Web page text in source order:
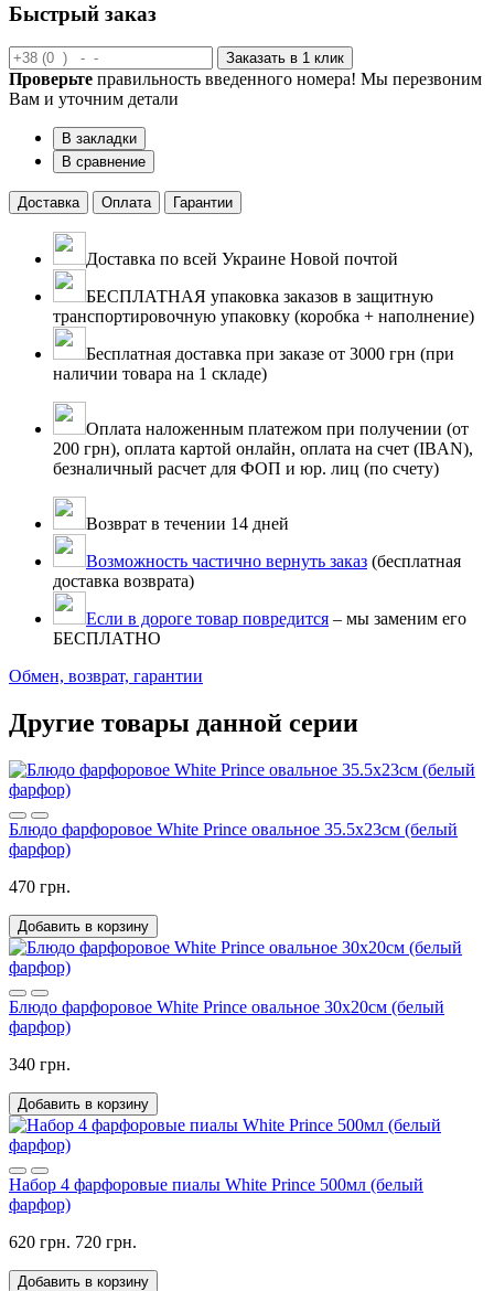
Быстрый заказ
Заказать в 1 клик
Проверьте правильность введенного номера! Мы перезвоним
Вам и уточним детали
В закладки
В сравнение
Доставка Оплата Гарантии
Доставка по всей Украине Новой почтой
БЕСПЛАТНАЯ упаковка заказов в защитную
транспортировочную упаковку (коробка + наполнение)
Бесплатная доставка при заказе от 3000 грн (при
наличии товара на 1 складе)
Оплата наложенным платежом при получении (от
200 грн), оплата картой онлайн, оплата на счет (IBAN),
безналичный расчет для ФОП и юр. лиц (по счету)
Возврат в течении 14 дней
Возможность частично вернуть заказ (бесплатная
доставка возврата)
Если в дороге товар повредится – мы заменим его
БЕСПЛАТНО
Обмен, возврат, гарантии
Другие товары данной серии
Блюдо фарфоровое White Prince овальное 35.5х23см (белый
фарфор)
470 грн.
Добавить в корзину
Блюдо фарфоровое White Prince овальное 30х20см (белый
фарфор)
340 грн.
Добавить в корзину
Набор 4 фарфоровые пиалы White Prince 500мл (белый
фарфор)
620 грн. 720 грн.
Добавить в корзину